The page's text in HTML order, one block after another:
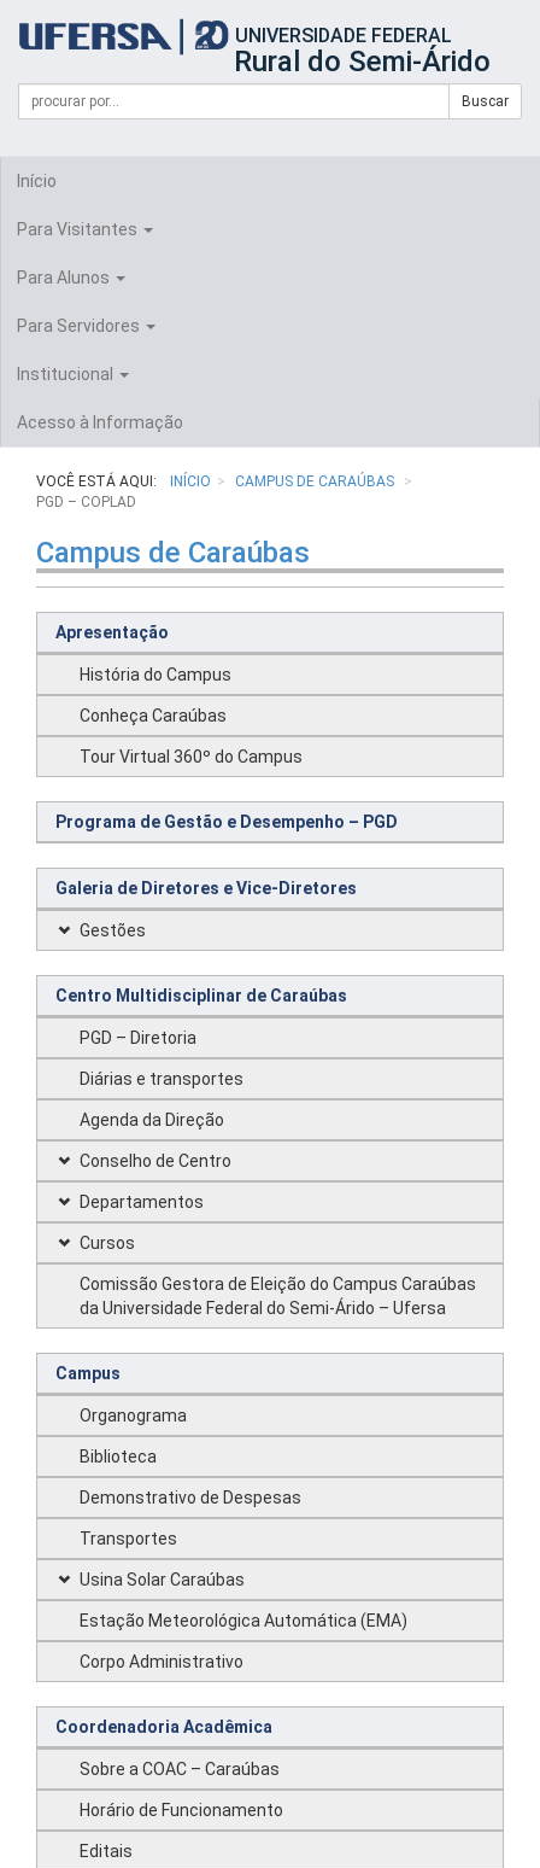
portal
UFERSA
UNIVERSIDADE FEDERAL
Rural do Semi-Árido
Formulário
Busca
Campo
de
Buscar
Início
Para Visitantes
Para Alunos
Para Servidores
Institucional
Acesso à Informação
VOCÊ ESTÁ AQUI: INÍCIO
CAMPUS DE CARAÚBAS
PGD – COPLAD
Campus de Caraúbas
Apresentação
História do Campus
Conheça Caraúbas
Tour Virtual 360º do Campus
Programa de Gestão e Desempenho – PGD
Galeria de Diretores e Vice-Diretores
Gestões
Centro Multidisciplinar de Caraúbas
PGD – Diretoria
Diárias e transportes
Agenda da Direção
Conselho de Centro
Departamentos
Cursos
Comissão Gestora de Eleição do Campus Caraúbas
da Universidade Federal do Semi-Árido – Ufersa
Campus
Organograma
Biblioteca
Demonstrativo de Despesas
Transportes
Usina Solar Caraúbas
Estação Meteorológica Automática (EMA)
Corpo Administrativo
Coordenadoria Acadêmica
Sobre a COAC – Caraúbas
Horário de Funcionamento
Editais